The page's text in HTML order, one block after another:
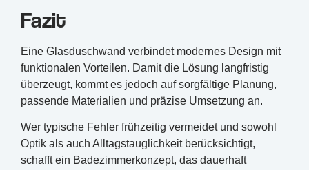
Fazit
Eine Glasduschwand verbindet modernes Design mit
funktionalen Vorteilen. Damit die Lösung langfristig
überzeugt, kommt es jedoch auf sorgfältige Planung,
passende Materialien und präzise Umsetzung an.
Wer typische Fehler frühzeitig vermeidet und sowohl
Optik als auch Alltagstauglichkeit berücksichtigt,
schafft ein Badezimmerkonzept, das dauerhaft